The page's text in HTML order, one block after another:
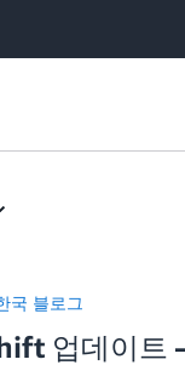
국 블로그
업데이트